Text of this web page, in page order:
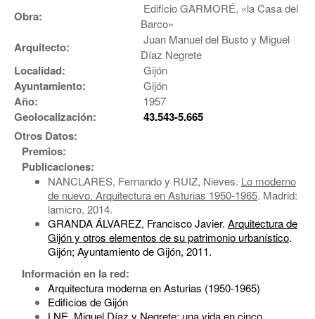
Obra:
Edificio GARMORÉ, «la Casa del
Barco»
Arquitecto:
Juan Manuel del Busto y Miguel
Díaz Negrete
Localidad: Gijón
Ayuntamiento: Gijón
Año: 1957
Geolocalización:
43.543-5.665
Otros Datos:
Premios:
Publicaciones:
NANCLARES, Fernando y RUIZ, Nieves. Lo moderno
de nuevo. Arquitectura en Asturias 1950-1965. Madrid:
lamicro, 2014.
GRANDA ÁLVAREZ, Francisco Javier. Arquitectura de
Gijón y otros elementos de su patrimonio urbanístico.
Gijón; Ayuntamiento de Gijón, 2011.
Información en la red:
Arquitectura moderna en Asturias (1950-1965)
Edificios de Gijón